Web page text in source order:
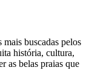
mais buscadas pelos
história, cultura,
as belas praias que